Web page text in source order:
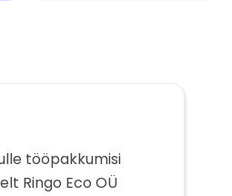
tööpakkumisi
Ringo Eco OÜ